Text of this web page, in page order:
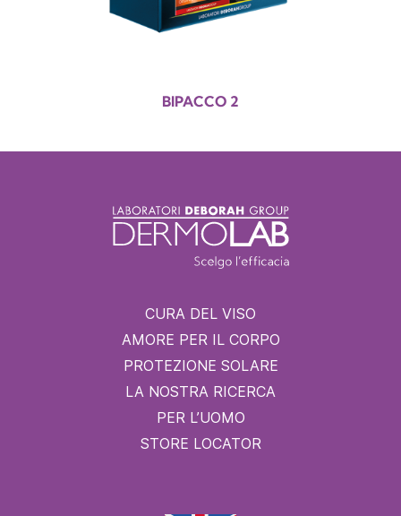
BIPACCO 2
CURA DEL VISO
AMORE PER IL CORPO
PROTEZIONE SOLARE
LA NOSTRA RICERCA
PER L’UOMO
STORE LOCATOR